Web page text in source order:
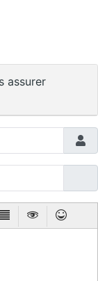
assurer